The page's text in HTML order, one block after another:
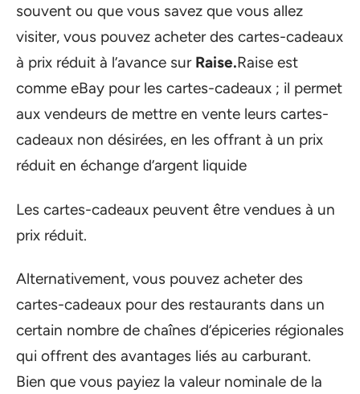
souvent ou que vous savez que vous allez
visiter, vous pouvez acheter des cartes-cadeaux
à prix réduit à l’avance sur Raise.Raise est
comme eBay pour les cartes-cadeaux ; il permet
aux vendeurs de mettre en vente leurs cartes-
cadeaux non désirées, en les offrant à un prix
réduit en échange d’argent liquide
Les cartes-cadeaux peuvent être vendues à un
prix réduit.
Alternativement, vous pouvez acheter des
cartes-cadeaux pour des restaurants dans un
certain nombre de chaînes d’épiceries régionales
qui offrent des avantages liés au carburant.
Bien que vous payiez la valeur nominale de la